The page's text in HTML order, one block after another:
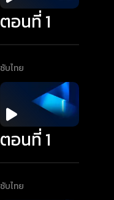
ตอนที่ 1
ซับไทย
ตอนที่ 1
ซับไทย